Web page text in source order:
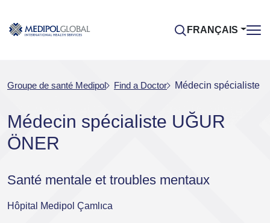
FRANÇAIS
Groupe de santé Medipol Find a Doctor Médecin spécialiste
Médecin spécialiste UĞUR
ÖNER
Santé mentale et troubles mentaux
Hôpital Medipol Çamlıca